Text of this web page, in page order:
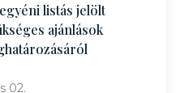
listás jelölt
ajánlások
02.